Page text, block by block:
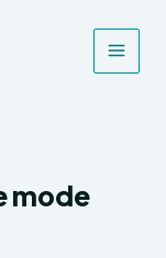
Main
mode